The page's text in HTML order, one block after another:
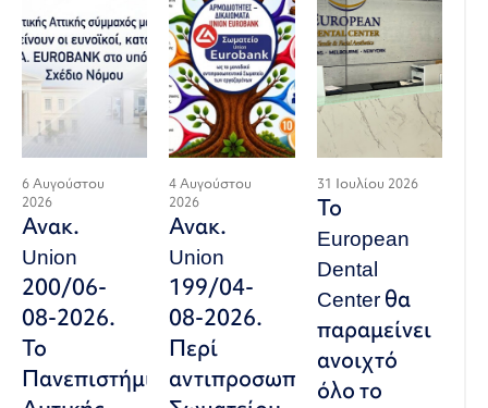
6 Αυγούστου
2026
Ανακ.
Union
200/06-
08-2026.
Το
Πανεπιστήμιο
4 Αυγούστου
2026
Ανακ.
Union
199/04-
08-2026.
Περί
αντιπροσωπευτικού
31 Ιουλίου 2026
Το
European
Dental
Center θα
παραμείνει
ανοιχτό
όλο το